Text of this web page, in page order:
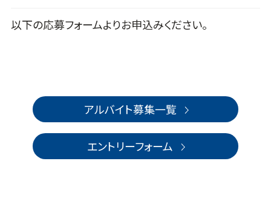
以下の応募フォームよりお申込みください。
アルバイト募集一覧
エントリーフォーム